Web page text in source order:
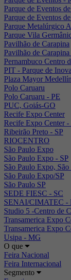
Parque de Eventos
Parque de Eventos
Parque Metalúrgico
Parque Vila
Pavilhão de Carapina
Pavilhão de
Pernambuco Centro
PIT - Parque de
Plaza Mayor Medellín
Polo Caruaru
Polo Caruaru - PE
PUC, Goiás-GO
Recife Expo Center
Recife Expo Center -
Ribeirão Preto - SP
RIOCENTRO
São Paulo Expo
São Paulo Expo - SP
São Paulo Expo, São
São Paulo Expo/SP
São Paulo SP
SEDE FIESC - SC
SENAI/CIMATEC -
Studio 5 -Centro de
Transamerica Expo
Transamerica Expo
Usipa - MG
O que
Feira Nacional
Feira Internacional
Segmento